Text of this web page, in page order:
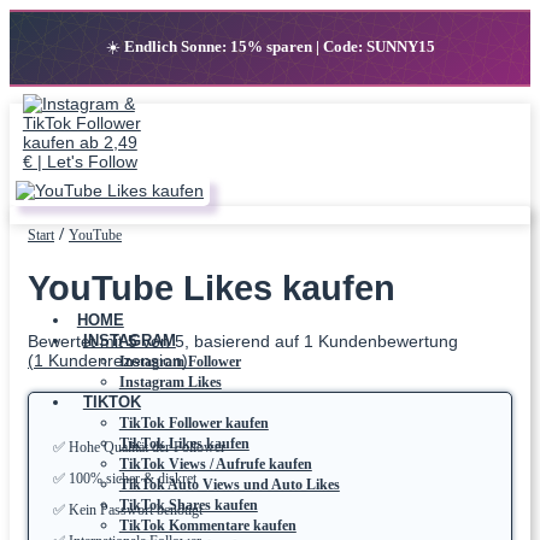
☀️ Endlich Sonne: 15% sparen | Code: SUNNY15
Zum
Inhalt
springen
HOME
INSTAGRAM
Instagram Follower
Instagram Likes
TIKTOK
TikTok Follower kaufen
TikTok Likes kaufen
TikTok Views / Aufrufe kaufen
TikTok Auto Views und Auto Likes
TikTok Shares kaufen
TikTok Kommentare kaufen
Start / YouTube
YouTube Likes kaufen
Bewertet mit5von 5, basierend auf 1 Kundenbewertung
(1 Kundenrezension)
✅ Hohe Qualität der Follower
✅ 100% sicher & diskret
✅ Kein Passwort benötigt